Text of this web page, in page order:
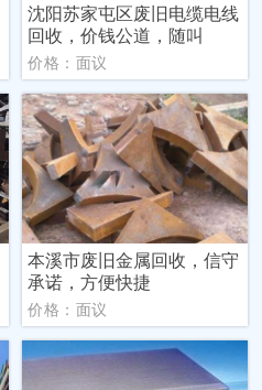
沈阳苏家屯区废旧电缆电线
回收，价钱公道，随叫
价格：面议
本溪市废旧金属回收，信守
承诺，方便快捷
价格：面议